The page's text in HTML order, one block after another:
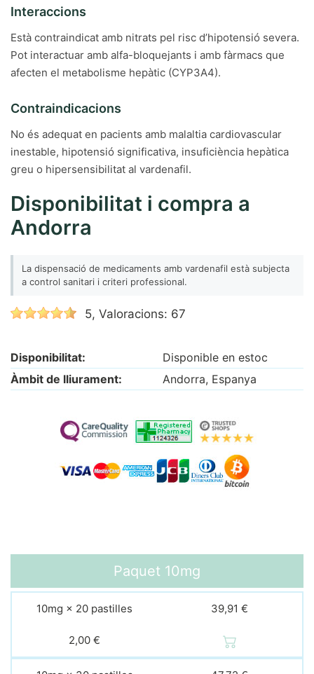
Interaccions
Està contraindicat amb nitrats pel risc d’hipotensió severa.
Pot interactuar amb alfa-bloquejants i amb fàrmacs que
afecten el metabolisme hepàtic (CYP3A4).
Contraindicacions
No és adequat en pacients amb malaltia cardiovascular
inestable, hipotensió significativa, insuficiència hepàtica
greu o hipersensibilitat al vardenafil.
Disponibilitat i compra a
Andorra
La dispensació de medicaments amb vardenafil està subjecta
a control sanitari i criteri professional.
5, Valoracions: 67
Paquet 10mg
10mg × 20 pastilles 39,91 €
2,00 €
Disponibilitat:
Disponible en estoc
Àmbit de lliurament:
Andorra, Espanya